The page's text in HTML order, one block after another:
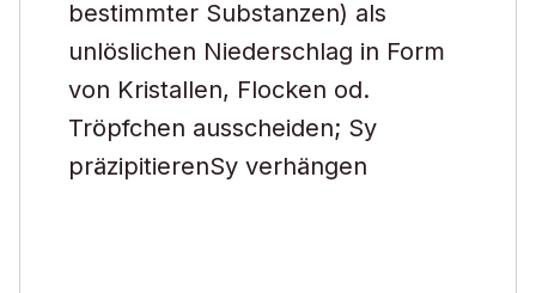
bestimmter Substanzen) als
unlöslichen Niederschlag in Form
von Kristallen, Flocken od.
Tröpfchen ausscheiden; Sy
präzipitierenSy verhängen